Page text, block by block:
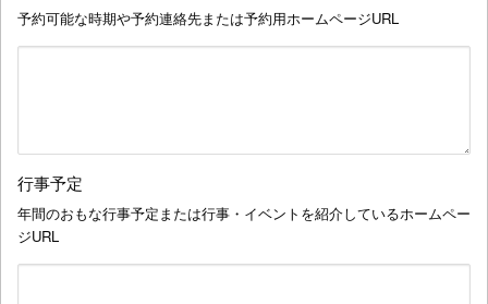
予約可能な時期や予約連絡先または予約用ホームページURL
行事予定
年間のおもな行事予定または行事・イベントを紹介しているホームペー
ジURL